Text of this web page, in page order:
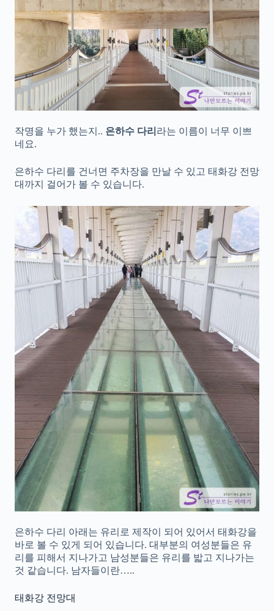
작명을 누가 했는지.. 은하수 다리 라는 이름이 너무 이쁘
네요.
은하수 다리를 건너면 주차장을 만날 수 있고 태화강 전망
대까지 걸어가 볼 수 있습니다.
은하수 다리 아래는 유리로 제작이 되어 있어서 태화강을
바로 볼 수 있게 되어 있습니다. 대부분의 여성분들은 유
리를 피해서 지나가고 남성분들은 유리를 밟고 지나가는
것 같습니다. 남자들이란…..
태화강 전망대